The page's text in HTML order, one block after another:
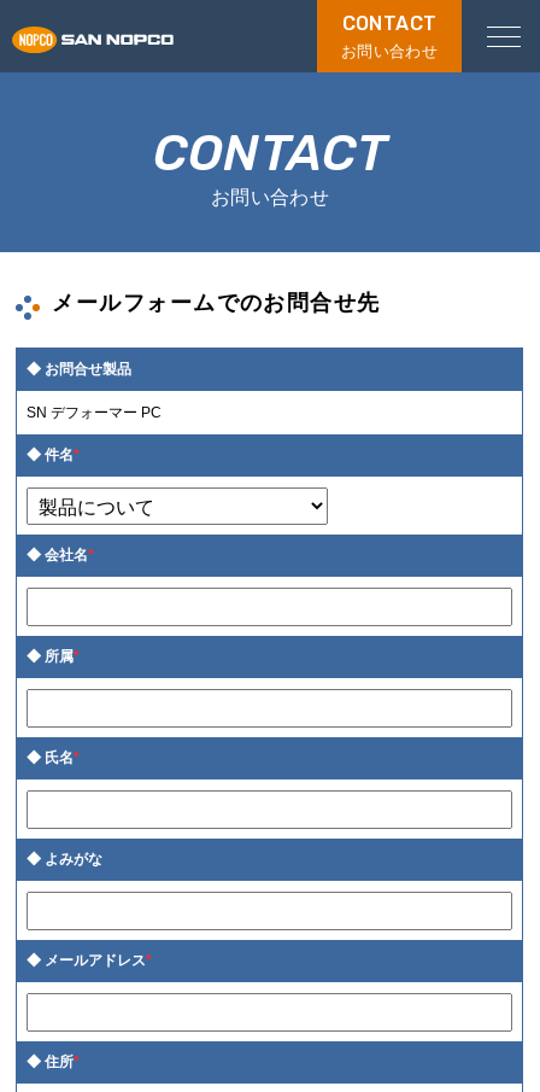
CONTACT
お問い合わせ
CONTACT
お問い合わせ
メールフォームでのお問合せ先
お問合せ製品
SN デフォーマー PC
件名*
会社名*
所属*
氏名*
よみがな
メールアドレス*
住所*